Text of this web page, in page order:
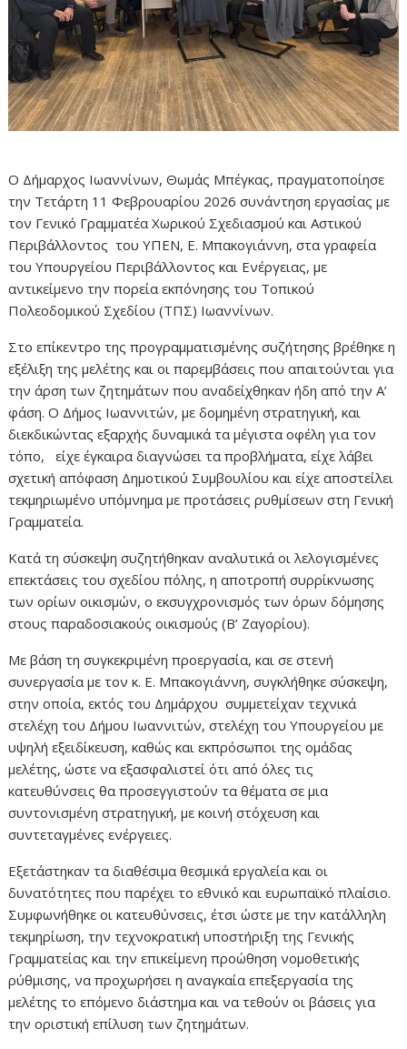
Ο Δήμαρχος Ιωαννίνων, Θωμάς Μπέγκας, πραγματοποίησε
την Τετάρτη 11 Φεβρουαρίου 2026 συνάντηση εργασίας με
τον Γενικό Γραμματέα Χωρικού Σχεδιασμού και Αστικού
Περιβάλλοντος του ΥΠΕΝ, Ε. Μπακογιάννη, στα γραφεία
του Υπουργείου Περιβάλλοντος και Ενέργειας, με
αντικείμενο την πορεία εκπόνησης του Τοπικού
Πολεοδομικού Σχεδίου (ΤΠΣ) Ιωαννίνων.
Στο επίκεντρο της προγραμματισμένης συζήτησης βρέθηκε η
εξέλιξη της μελέτης και οι παρεμβάσεις που απαιτούνται για
την άρση των ζητημάτων που αναδείχθηκαν ήδη από την Α’
φάση. Ο Δήμος Ιωαννιτών, με δομημένη στρατηγική, και
διεκδικώντας εξαρχής δυναμικά τα μέγιστα οφέλη για τον
τόπο, είχε έγκαιρα διαγνώσει τα προβλήματα, είχε λάβει
σχετική απόφαση Δημοτικού Συμβουλίου και είχε αποστείλει
τεκμηριωμένο υπόμνημα με προτάσεις ρυθμίσεων στη Γενική
Γραμματεία.
Κατά τη σύσκεψη συζητήθηκαν αναλυτικά οι λελογισμένες
επεκτάσεις του σχεδίου πόλης, η αποτροπή συρρίκνωσης
των ορίων οικισμών, ο εκσυγχρονισμός των όρων δόμησης
στους παραδοσιακούς οικισμούς (Β’ Ζαγορίου).
Με βάση τη συγκεκριμένη προεργασία, και σε στενή
συνεργασία με τον κ. Ε. Μπακογιάννη, συγκλήθηκε σύσκεψη,
στην οποία, εκτός του Δημάρχου συμμετείχαν τεχνικά
στελέχη του Δήμου Ιωαννιτών, στελέχη του Υπουργείου με
υψηλή εξειδίκευση, καθώς και εκπρόσωποι της ομάδας
μελέτης, ώστε να εξασφαλιστεί ότι από όλες τις
κατευθύνσεις θα προσεγγιστούν τα θέματα σε μια
συντονισμένη στρατηγική, με κοινή στόχευση και
συντεταγμένες ενέργειες.
Εξετάστηκαν τα διαθέσιμα θεσμικά εργαλεία και οι
δυνατότητες που παρέχει το εθνικό και ευρωπαϊκό πλαίσιο.
Συμφωνήθηκε οι κατευθύνσεις, έτσι ώστε με την κατάλληλη
τεκμηρίωση, την τεχνοκρατική υποστήριξη της Γενικής
Γραμματείας και την επικείμενη προώθηση νομοθετικής
ρύθμισης, να προχωρήσει η αναγκαία επεξεργασία της
μελέτης το επόμενο διάστημα και να τεθούν οι βάσεις για
την οριστική επίλυση των ζητημάτων.